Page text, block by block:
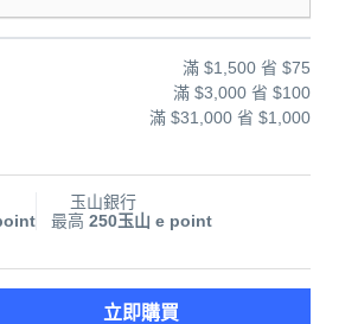
滿 $1,500 省 $75
滿 $3,000 省 $100
滿 $31,000 省 $1,000
玉山銀行
最高 250玉山 e point
立即購買